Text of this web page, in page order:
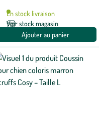
En stock livraison
Voir stock magasin
Ajouter au panier